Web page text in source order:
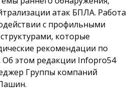
атак БПЛА. Работа
с профильными
которые
рекомендации по
Об этом редакции Infopro54
Группы компаний